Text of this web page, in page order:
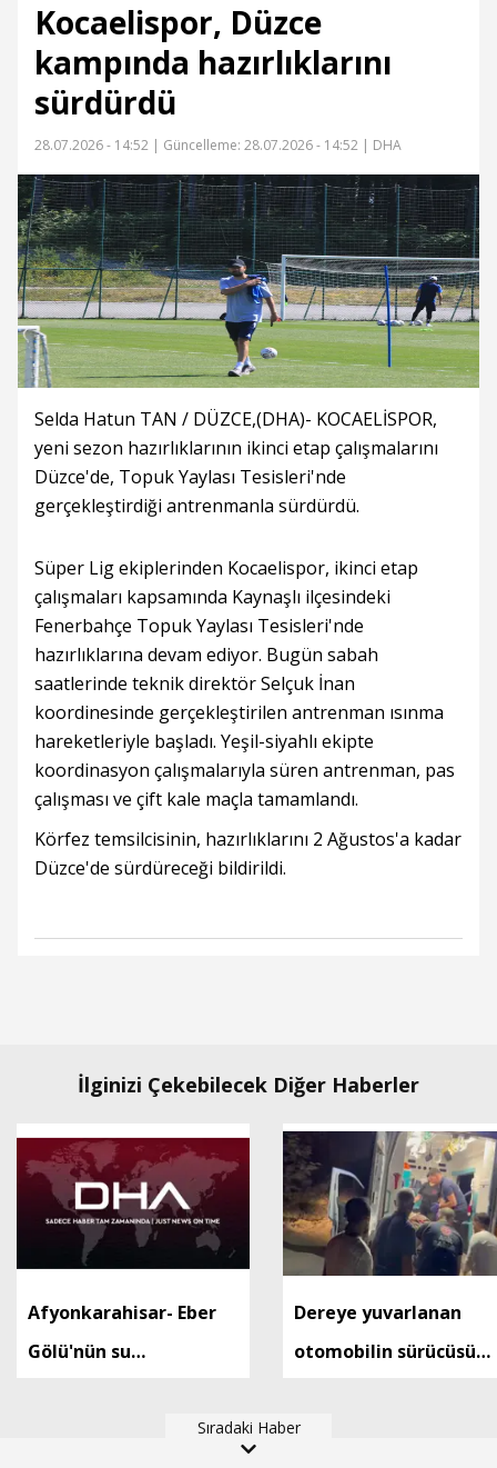
Kocaelispor, Düzce
kampında hazırlıklarını
sürdürdü
28.07.2026 - 14:52 | Güncelleme: 28.07.2026 - 14:52 | DHA
Selda Hatun TAN / DÜZCE,(DHA)- KOCAELİSPOR,
yeni sezon hazırlıklarının ikinci etap çalışmalarını
Düzce'de, Topuk Yaylası Tesisleri'nde
gerçekleştirdiği antrenmanla sürdürdü.
Süper Lig ekiplerinden Kocaelispor, ikinci etap
çalışmaları kapsamında Kaynaşlı ilçesindeki
Fenerbahçe Topuk Yaylası Tesisleri'nde
hazırlıklarına devam ediyor. Bugün sabah
saatlerinde teknik direktör Selçuk İnan
koordinesinde gerçekleştirilen antrenman ısınma
hareketleriyle başladı. Yeşil-siyahlı ekipte
koordinasyon çalışmalarıyla süren antrenman, pas
çalışması ve çift kale maçla tamamlandı.
Körfez temsilcisinin, hazırlıklarını 2 Ağustos'a kadar
Düzce'de sürdüreceği bildirildi.
İlginizi Çekebilecek Diğer Haberler
Afyonkarahisar- Eber
Gölü'nün su
Dereye yuvarlanan
otomobilin sürücüsü
Sıradaki Haber